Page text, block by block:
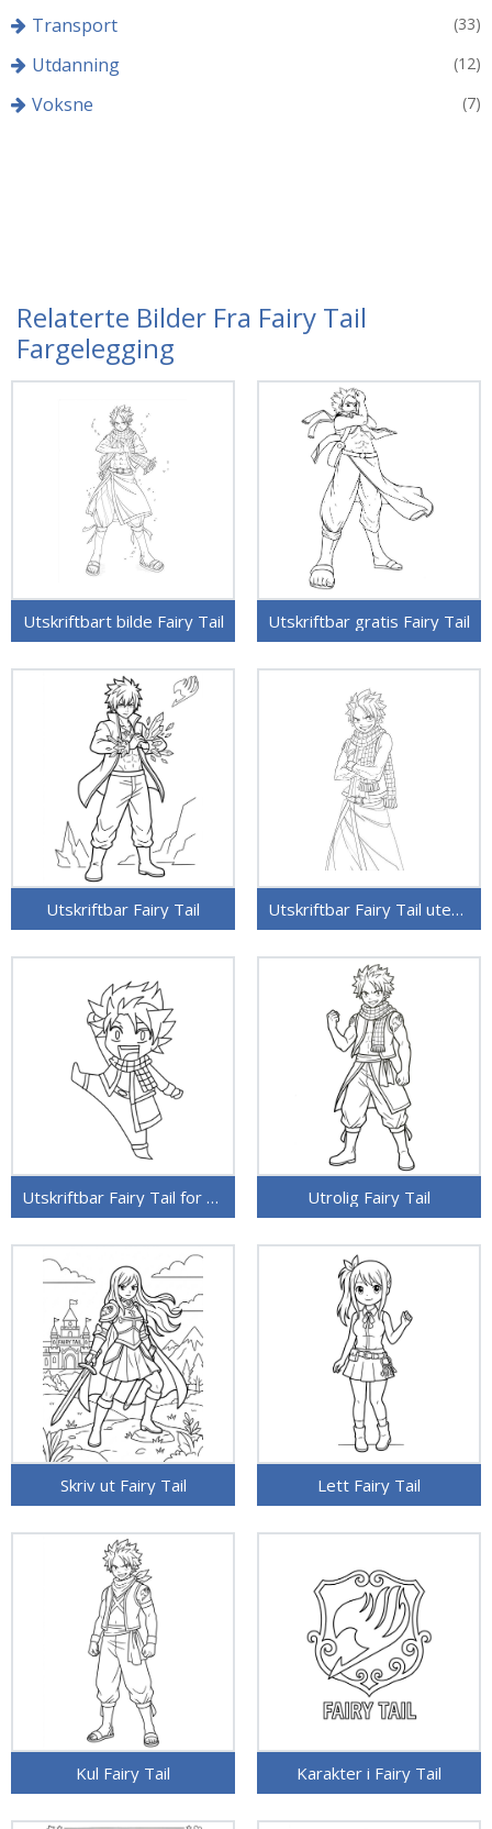
Transport (33)
Utdanning (12)
Voksne (7)
Relaterte Bilder Fra Fairy Tail
Fargelegging
Utskriftbart bilde Fairy Tail Utskriftbar gratis Fairy Tail
Utskriftbar Fairy Tail Utskriftbar Fairy Tail uten kostnad
Utskriftbar Fairy Tail for barn Utrolig Fairy Tail
Skriv ut Fairy Tail Lett Fairy Tail
Kul Fairy Tail Karakter i Fairy Tail